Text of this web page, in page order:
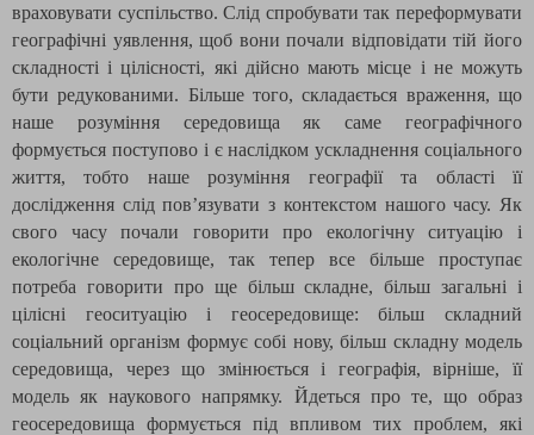
враховувати суспільство. Слід спробувати так переформувати
географічні уявлення, щоб вони почали відповідати тій його
складності і цілісності, які дійсно мають місце і не можуть
бути редукованими. Більше того, складається враження, що
наше розуміння середовища як саме географічного
формується поступово і є наслідком ускладнення соціального
життя, тобто наше розуміння географії та області її
дослідження слід пов’язувати з контекстом нашого часу. Як
свого часу почали говорити про екологічну ситуацію і
екологічне середовище, так тепер все більше проступає
потреба говорити про ще більш складне, більш загальні і
цілісні геоситуацію і геосередовище: більш складний
соціальний організм формує собі нову, більш складну модель
середовища, через що змінюється і географія, вірніше, її
модель як наукового напрямку. Йдеться про те, що образ
геосередовища формується під впливом тих проблем, які